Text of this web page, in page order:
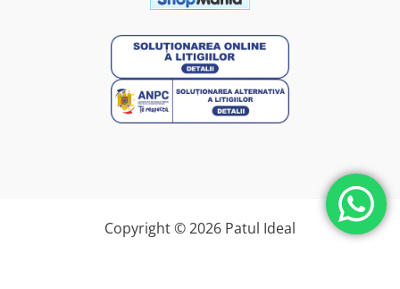
Copyright © 2026 Patul Ideal